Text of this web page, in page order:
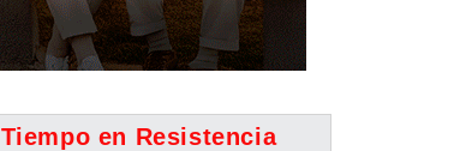
Tiempo en Resistencia